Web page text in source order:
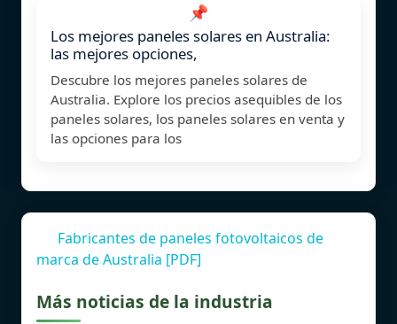
📌
Los mejores paneles solares en Australia:
las mejores opciones,
Descubre los mejores paneles solares de
Australia. Explore los precios asequibles de los
paneles solares, los paneles solares en venta y
las opciones para los
Fabricantes de paneles fotovoltaicos de
marca de Australia [PDF]
Más noticias de la industria